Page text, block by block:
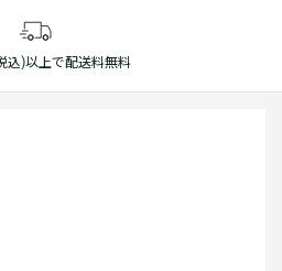
込)以上で配送料無料